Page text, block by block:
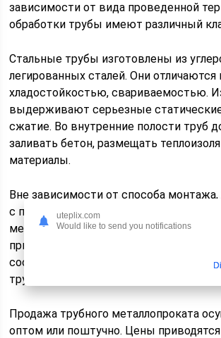
зависимости от вида проведенной
обработки трубы имеют различный
Стальные трубы изготовлены из
легированных сталей. Они
хладостойкостью, свариваемостью.
выдерживают серьезные статические
сжатие. Во внутренние полости труб
заливать бетон, размещать
материалы.
Вне зависимости от способа монтажа,
с помощью крепежных изделий,
металлопрокат подходит как для
применения, так и использования в
составных единиц в связках
трубчатых конструкций.
Продажа трубного металлопроката
оптом или поштучно. Цены приводятся
uteplix.com
Would like to send you notifications